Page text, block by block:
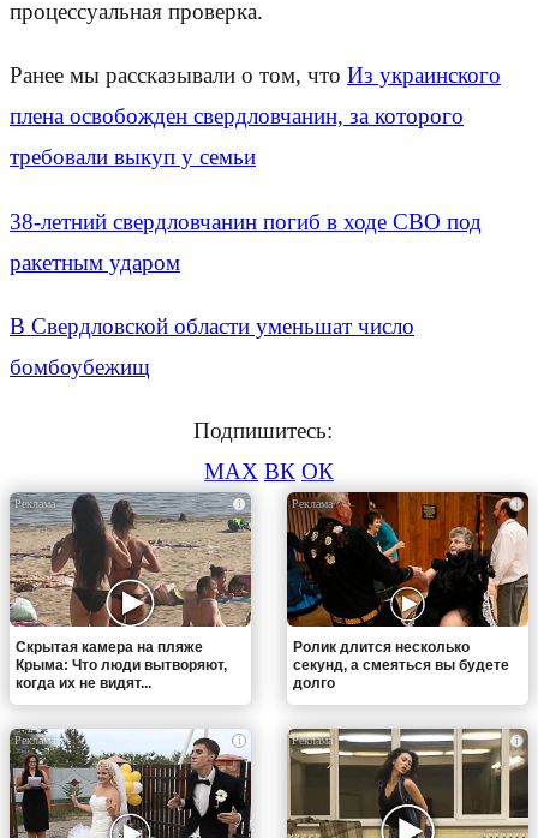
процессуальная проверка.
Ранее мы рассказывали о том, что Из украинского
плена освобожден свердловчанин, за которого
требовали выкуп у семьи
38-летний свердловчанин погиб в ходе СВО под
ракетным ударом
В Свердловской области уменьшат число
бомбоубежищ
Подпишитесь:
MAX ВК ОК
i
Скрытая камера на пляже
Крыма: Что люди вытворяют,
когда их не видят...
i
Ролик длится несколько
секунд, а смеяться вы будете
долго
i i